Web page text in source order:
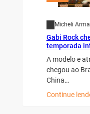
Micheli
Gabi Rock
temporada
A modelo e
chegou ao
China…
Continue